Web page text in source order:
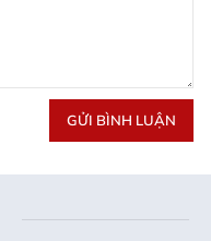
GỬI BÌNH LUẬN